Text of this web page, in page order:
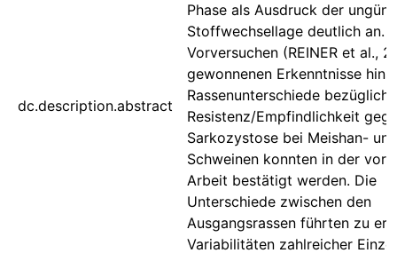
dc.description.abstract
Phase als Ausdruck der
Stoffwechsellage deutlich an.
Vorversuchen (REINER et al.,
gewonnenen Erkenntnisse
Rassenunterschiede bezüglich
Resistenz/Empfindlichkeit
Sarkozystose bei Meishan-
Schweinen konnten in der
Arbeit bestätigt werden. Die
Unterschiede zwischen den
Ausgangsrassen führten zu
Variabilitäten zahlreicher